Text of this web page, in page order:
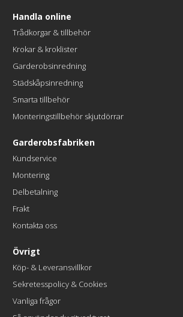
Handla online
Trådkorgar & tillbehör
Krokar & kroklister
Garderobsinredning
Städskåpsinredning
Smarta tillbehör
Monteringstillbehör skjutdörrar
Garderobsfabriken
Kundservice
Montering
Delbetalning
Frakt
Kontakta oss
Övrigt
Köp- & Leveransvillkor
Sekretesspolicy & Cookies
Vanliga frågor